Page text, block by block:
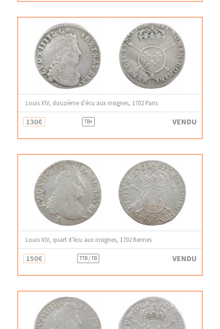
Louis XIV, douzième d’écu aux insignes, 1702 Paris
130€ TB+ VENDU
Louis XIV, quart d’écu aux insignes, 1702 Rennes
150€ TTB / TB VENDU